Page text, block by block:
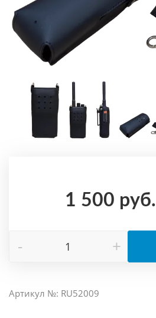
1 500 руб.
- +
Артикул №: RU52009